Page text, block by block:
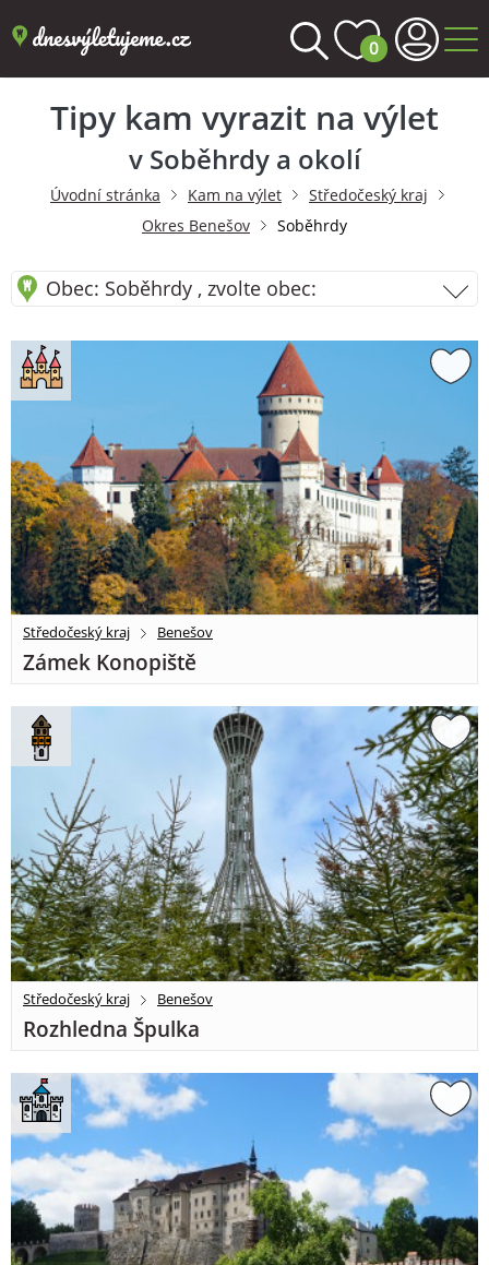
0
Tipy kam vyrazit na výlet
v Soběhrdy a okolí
Úvodní stránka Kam na výlet
Středočeský kraj
Okres Benešov
Soběhrdy
Obec: Soběhrdy , zvolte obec:
Středočeský kraj Benešov
Zámek Konopiště
Středočeský kraj Benešov
Rozhledna Špulka